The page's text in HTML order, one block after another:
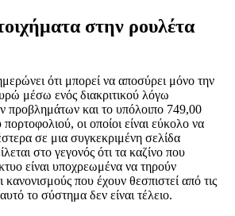
στην ρουλέτα
ότι μπορεί να αποσύρει μόνο την
μέσω ενός διακριτικού λόγω
προβλημάτων και το υπόλοιπο 749,00
οι οποίοι είναι εύκολο να
σε μια συγκεκριμένη σελίδα
στο γεγονός ότι τα καζίνο που
είναι υποχρεωμένα να τηρούν
που έχουν θεσπιστεί από τις
το σύστημα δεν είναι τέλειο.